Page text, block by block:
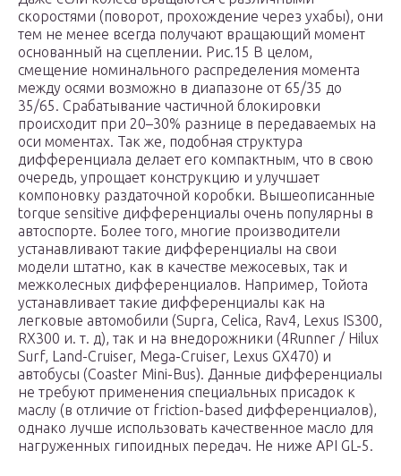
скоростями (поворот, прохождение через ухабы), они
тем не менее всегда получают вращающий момент
основанный на сцеплении. Рис.15 В целом,
смещение номинального распределения момента
между осями возможно в диапазоне от 65/35 до
35/65. Срабатывание частичной блокировки
происходит при 20–30% разнице в передаваемых на
оси моментах. Так же, подобная структура
дифференциала делает его компактным, что в свою
очередь, упрощает конструкцию и улучшает
компоновку раздаточной коробки. Вышеописанные
torque sensitive дифференциалы очень популярны в
автоспорте. Более того, многие производители
устанавливают такие дифференциалы на свои
модели штатно, как в качестве межосевых, так и
межколесных дифференциалов. Например, Тойота
устанавливает такие дифференциалы как на
легковые автомобили (Supra, Celica, Rav4, Lexus IS300,
RX300 и. т. д), так и на внедорожники (4Runner / Hilux
Surf, Land-Cruiser, Mega-Cruiser, Lexus GX470) и
автобусы (Coaster Mini-Bus). Данные дифференциалы
не требуют применения специальных присадок к
маслу (в отличие от friction-based дифференциалов),
однако лучше использовать качественное масло для
нагруженных гипоидных передач. Не ниже API GL-5.